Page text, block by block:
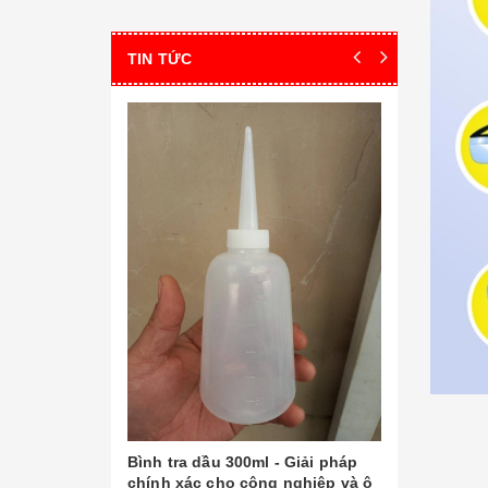
TIN TỨC
Bình tra dầu 300ml - Giải pháp
chính xác cho công nghiệp và ô
Giới
Hồ Văn
Là một
dụng khá
cấu trúc vi
hiển vi
sóng điện